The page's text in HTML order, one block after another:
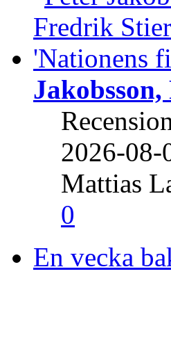
2026-08-
Mattias
0
En vecka